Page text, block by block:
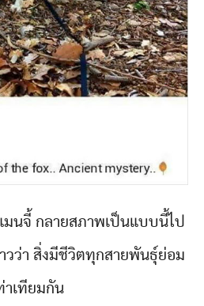
มนจี้ กลายสภาพเป็นแบบนี้ไป
วว่า สิ่งมีชีวิตทุกสายพันธุ์ย่อม
าเทียมกัน